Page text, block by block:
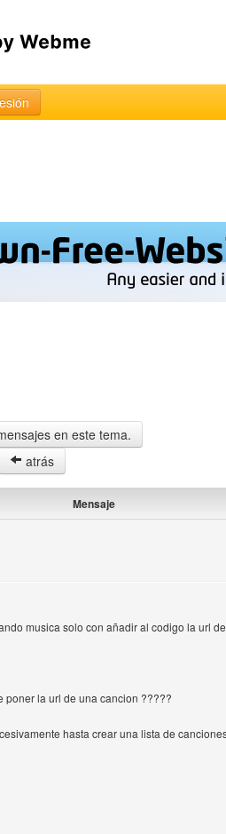
en este tema.
atrás
Mensaje
musica solo con añadir al codigo la url
poner la url de una cancion ?????
hasta crear una lista de